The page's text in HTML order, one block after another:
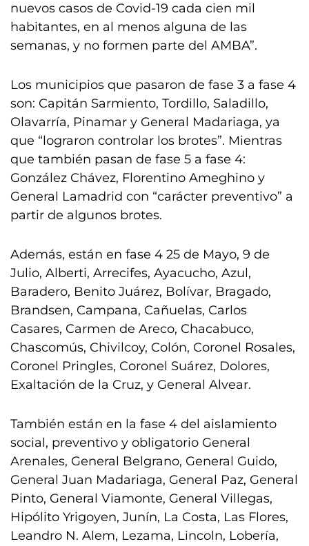
nuevos casos de Covid-19 cada cien mil
habitantes, en al menos alguna de las
semanas, y no formen parte del AMBA”.
Los municipios que pasaron de fase 3 a fase 4
son: Capitán Sarmiento, Tordillo, Saladillo,
Olavarría, Pinamar y General Madariaga, ya
que “lograron controlar los brotes”. Mientras
que también pasan de fase 5 a fase 4:
González Chávez, Florentino Ameghino y
General Lamadrid con “carácter preventivo” a
partir de algunos brotes.
Además, están en fase 4 25 de Mayo, 9 de
Julio, Alberti, Arrecifes, Ayacucho, Azul,
Baradero, Benito Juárez, Bolívar, Bragado,
Brandsen, Campana, Cañuelas, Carlos
Casares, Carmen de Areco, Chacabuco,
Chascomús, Chivilcoy, Colón, Coronel Rosales,
Coronel Pringles, Coronel Suárez, Dolores,
Exaltación de la Cruz, y General Alvear.
También están en la fase 4 del aislamiento
social, preventivo y obligatorio General
Arenales, General Belgrano, General Guido,
General Juan Madariaga, General Paz, General
Pinto, General Viamonte, General Villegas,
Hipólito Yrigoyen, Junín, La Costa, Las Flores,
Leandro N. Alem, Lezama, Lincoln, Lobería,